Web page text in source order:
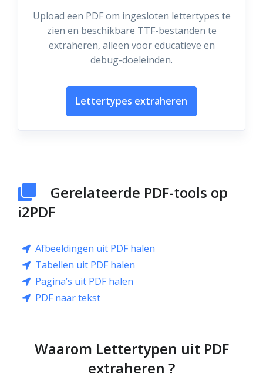
Upload een PDF om ingesloten lettertypes te
zien en beschikbare TTF-bestanden te
extraheren, alleen voor educatieve en
debug-doeleinden.
Lettertypes extraheren
Gerelateerde PDF-tools op
i2PDF
Afbeeldingen uit PDF halen
Tabellen uit PDF halen
Pagina’s uit PDF halen
PDF naar tekst
Waarom Lettertypen uit PDF
extraheren ?